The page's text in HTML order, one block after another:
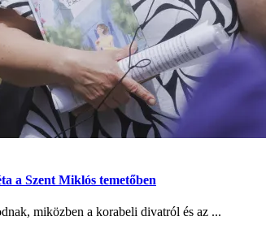
a Szent Miklós temetőben
miközben a korabeli divatról és az ...